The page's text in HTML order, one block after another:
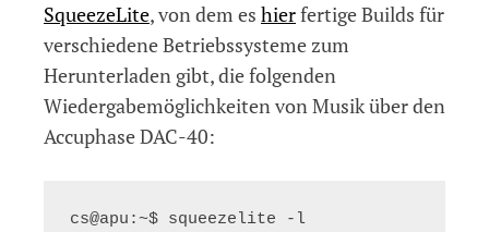
SqueezeLite, von dem es hierfertige Builds für
verschiedene Betriebssysteme zum
Herunterladen gibt, die folgenden
Wiedergabemöglichkeiten von Musik über den
Accuphase DAC-40:
cs@apu:~$ squeezelite -l